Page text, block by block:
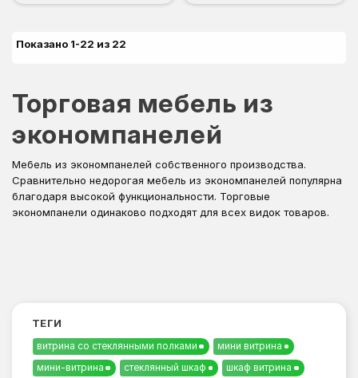
ТЕГИ
витрина со стеклянными полками
мини витрина
мини-витрина
стеклянный шкаф шкаф витрина
Показано 1-22 из 22
Торговая мебель из
экономпанелей
Мебель из экономпанелей собственного производства.
Сравнительно недорогая мебель из экономпанелей популярна
благодаря высокой функциональности. Торговые
экономпанели одинаково подходят для всех видок товаров.